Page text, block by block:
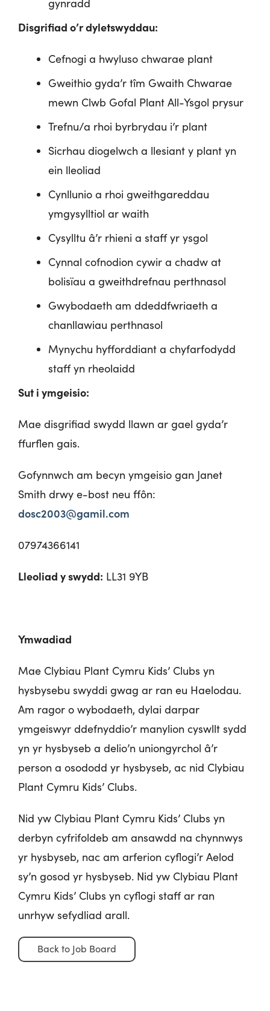
gynradd
Disgrifiad o’r dyletswyddau:
Cefnogi a hwyluso chwarae plant
Gweithio gyda’r tîm Gwaith Chwarae
mewn Clwb Gofal Plant All-Ysgol prysur
Trefnu/a rhoi byrbrydau i’r plant
Sicrhau diogelwch a llesiant y plant yn
ein lleoliad
Cynllunio a rhoi gweithgareddau
ymgysylltiol ar waith
Cysylltu â’r rhieni a staff yr ysgol
Cynnal cofnodion cywir a chadw at
bolisïau a gweithdrefnau perthnasol
Gwybodaeth am ddeddfwriaeth a
chanllawiau perthnasol
Mynychu hyfforddiant a chyfarfodydd
staff yn rheolaidd
Sut i ymgeisio:
Mae disgrifiad swydd llawn ar gael gyda’r
ffurflen gais.
Gofynnwch am becyn ymgeisio gan Janet
Smith drwy e-bost neu ffôn:
dosc2003@gamil.com
07974366141
Lleoliad y swydd: LL31 9YB
Ymwadiad
Mae Clybiau Plant Cymru Kids’ Clubs yn
hysbysebu swyddi gwag ar ran eu Haelodau.
Am ragor o wybodaeth, dylai darpar
ymgeiswyr ddefnyddio’r manylion cyswllt sydd
yn yr hysbyseb a delio’n uniongyrchol â’r
person a osododd yr hysbyseb, ac nid Clybiau
Plant Cymru Kids’ Clubs.
Nid yw Clybiau Plant Cymru Kids’ Clubs yn
derbyn cyfrifoldeb am ansawdd na chynnwys
yr hysbyseb, nac am arferion cyflogi’r Aelod
sy’n gosod yr hysbyseb. Nid yw Clybiau Plant
Cymru Kids’ Clubs yn cyflogi staff ar ran
unrhyw sefydliad arall.
Back to Job Board